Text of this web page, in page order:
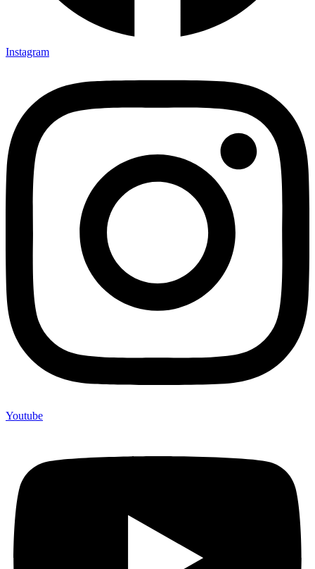
Instagram
Youtube